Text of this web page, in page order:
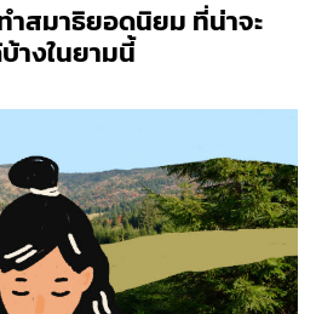
ำสมาธิยอดนิยม ที่น่าจะ
างในยามนี้